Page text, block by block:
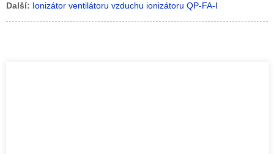
Další: Ionizátor ventilátoru vzduchu ionizátoru QP-FA-I